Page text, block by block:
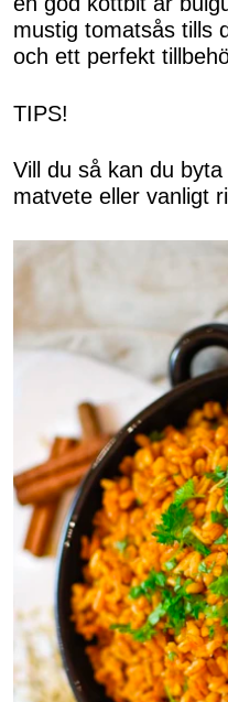
mustig tomatsås tills
och ett perfekt
TIPS!
Vill du så kan du
matvete eller vanligt